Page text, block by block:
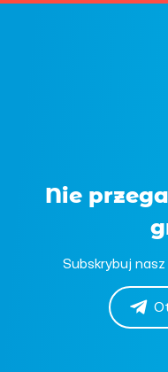
Nie
Subskrybuj nasz